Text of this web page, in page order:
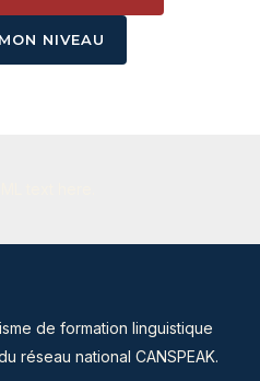
NIVEAU
de formation linguistique
réseau national CANSPEAK.